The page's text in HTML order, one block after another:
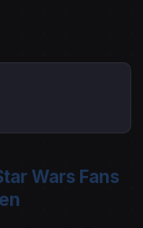
Wars Fans